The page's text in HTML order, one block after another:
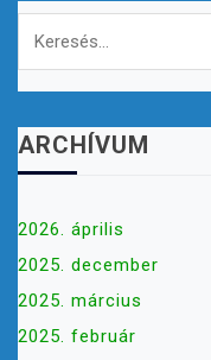
Keresés:
ARCHÍVUM
2026. április
2025. december
2025. március
2025. február